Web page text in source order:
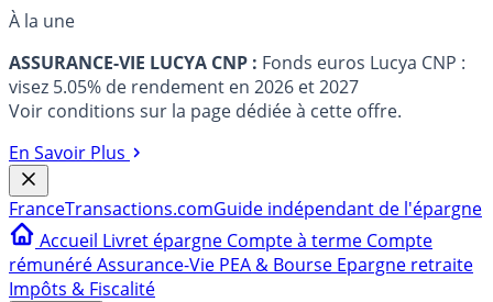
À la une
ASSURANCE-VIE LUCYA CNP : Fonds euros Lucya CNP :
visez 5.05% de rendement en 2026 et 2027
Voir conditions sur la page dédiée à cette offre.
En Savoir Plus
FranceTransactions.comGuide indépendant de l'épargne
Accueil Livret épargne Compte à terme Compte
rémunéréAssurance-Vie PEA & Bourse Epargne retraite
Impôts & Fiscalité